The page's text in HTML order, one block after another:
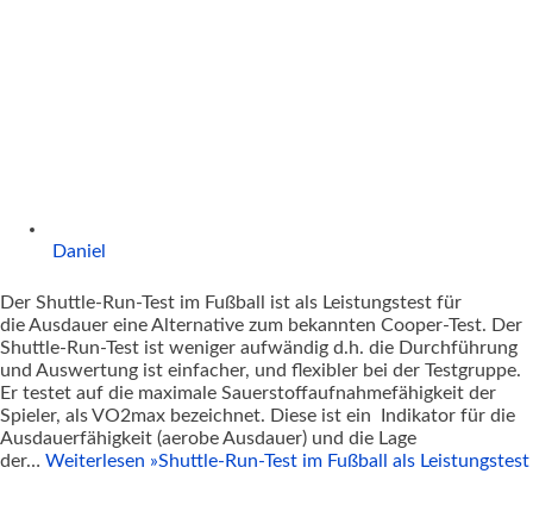
Daniel
Der Shuttle-Run-Test im Fußball ist als Leistungstest für
die Ausdauer eine Alternative zum bekannten Cooper-Test. Der
Shuttle-Run-Test ist weniger aufwändig d.h. die Durchführung
und Auswertung ist einfacher, und flexibler bei der Testgruppe.
Er testet auf die maximale Sauerstoffaufnahmefähigkeit der
Spieler, als VO2max bezeichnet. Diese ist ein Indikator für die
Ausdauerfähigkeit (aerobe Ausdauer) und die Lage
der… Weiterlesen »Shuttle-Run-Test im Fußball als Leistungstest